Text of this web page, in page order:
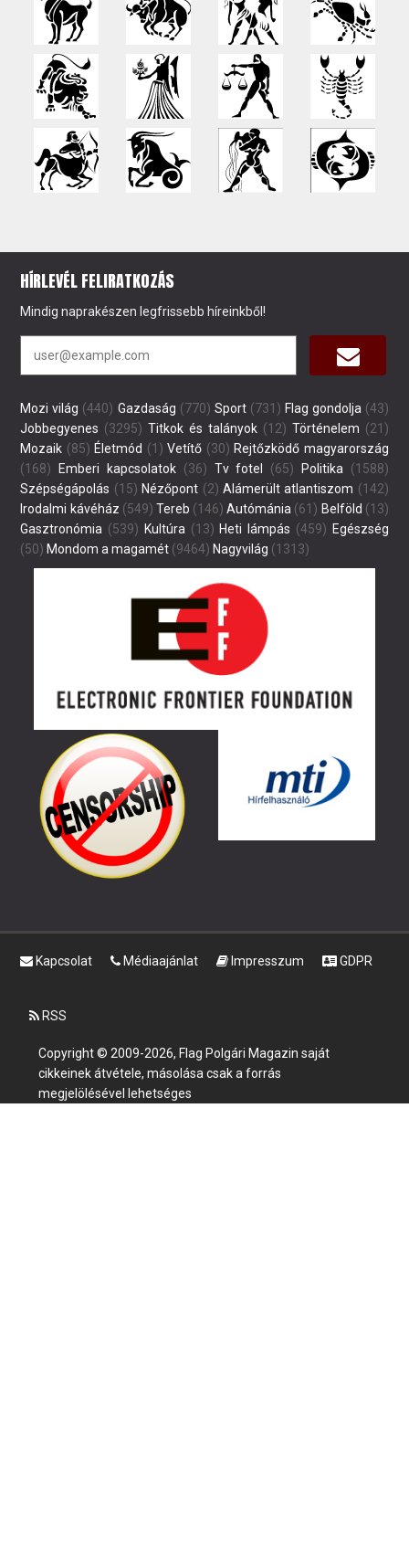
HÍRLEVÉL FELIRATKOZÁS
Mindig naprakészen legfrissebb híreinkből!
Mozi világ (440) Gazdaság (770) Sport(731) Flag gondolja (43)
Jobbegyenes (3295) Titkok és talányok(12) Történelem (21)
Mozaik (85) Életmód (1) Vetítő (30) Rejtőzködő magyarország
(168)
Emberi kapcsolatok(36) Tv fotel (65) Politika (1588)
Szépségápolás (15) Nézőpont (2) Alámerült atlantiszom (142)
Irodalmi kávéház (549) Tereb (146) Autómánia (61) Belföld (13)
Gasztronómia (539) Kultúra (13) Heti lámpás (459) Egészség
(50) Mondom a magamét (9464) Nagyvilág (1313)
Kapcsolat Médiaajánlat Impresszum GDPR
RSS
Copyright © 2009-2026, Flag Polgári Magazin saját
cikkeinek átvétele, másolása csak a forrás
megjelölésével lehetséges